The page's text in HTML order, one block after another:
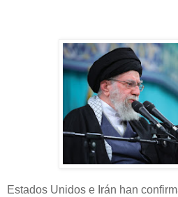
Estados Unidos e Irán han